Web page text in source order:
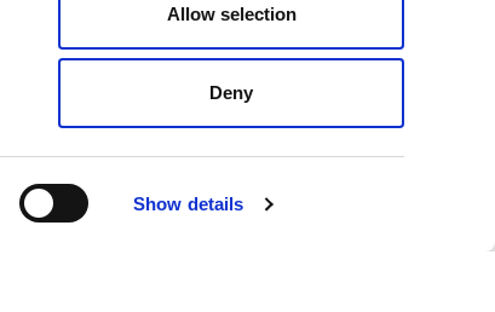
Show details
Allow selection
Deny